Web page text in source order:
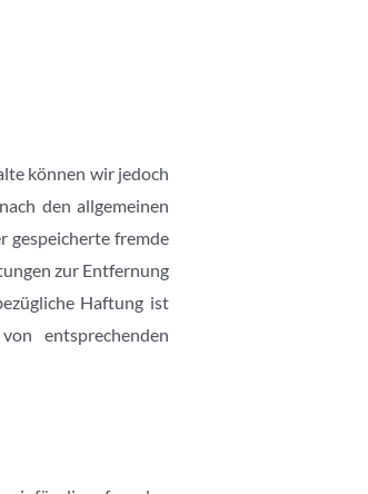
können wir jedoch
den allgemeinen
gespeicherte fremde
zur Entfernung
Haftung ist
entsprechenden